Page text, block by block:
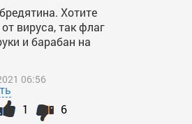
Хотите
вируса, так флаг
и барабан на
06:56
6
1